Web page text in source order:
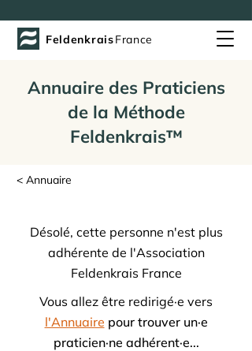
FeldenkraisFrance
Annuaire des Praticiens
de la Méthode
Feldenkrais™
< Annuaire
Désolé, cette personne n'est plus
adhérente de l'Association
Feldenkrais France
Vous allez être redirigé·e vers
l'Annuaire pour trouver un·e
praticien·ne adhérent·e...